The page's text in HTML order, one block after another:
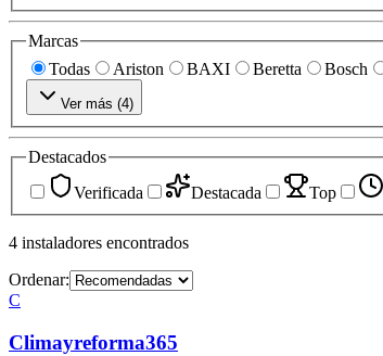
Marcas
Todas
Ariston BAXI Beretta Bosch
Ver más (4)
Destacados
Verificada
Destacada Top
4 instaladores encontrados
Ordenar:
C
Climayreforma365